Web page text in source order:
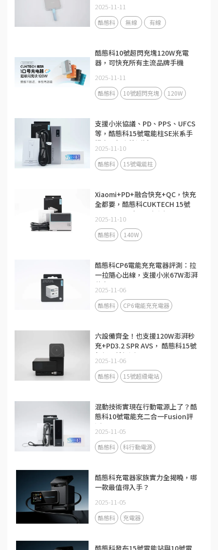
2025-11-11
酷態科 無線 有線
酷態科10號超閃充塊120W充電
器，可快充所有主流品牌手機
2025-11-11
酷態科 10號超閃充塊 120W
支援小米協議、PD、PPS、UFCS
等，酷態科15號電能柱SE米系手
機充電相容性測試
2025-11-10
酷態科 15號電能柱
Xiaomi+PD+融合快充+QC，快充
全都要，酷態科CUKTECH 15號
140W 3C1A充電器評測
2025-11-10
酷態科 140W
酷態科CP6電能充充電器評測：拉
一拉隨心出線，支援小米67W澎湃
秒充！
2025-11-06
酷態科 CP6電能充充電器
六設備齊全！也支援120W澎湃秒
充+PD3.2 SPR AVS， 酷態科15號
超級電站評測
2025-11-06
酷態科 15號超級電站
混動技術實現在行動電源上了？酷
態科10號電能充二合一Fusion評
測
2025-11-05
酷態科 科行動電源
酷態科充電器家族實力全揭曉，哪
一款最值得入手？
2025-11-05
酷態科 充電器
酷態科發布15號電能站與10號電